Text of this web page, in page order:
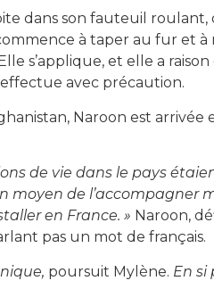
dans son fauteuil
à taper au fur et à
s’applique, et elle a raison
avec précaution.
Naroon est arrivée
de vie dans le pays
moyen de
en France. » Naroon,
pas un mot de français.
poursuit Mylène. En si